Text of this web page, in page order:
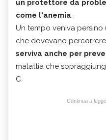
un protettore da
come l'anemia.
Un tempo veniva
che dovevano
serviva anche per
malattia che
C.
Continua a